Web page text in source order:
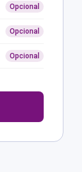
Opcional
Opcional
Opcional